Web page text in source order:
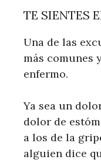
TE SIENTES
Una de las
más comunes
enfermo.
Ya sea un
dolor de
a los de la
alguien dice